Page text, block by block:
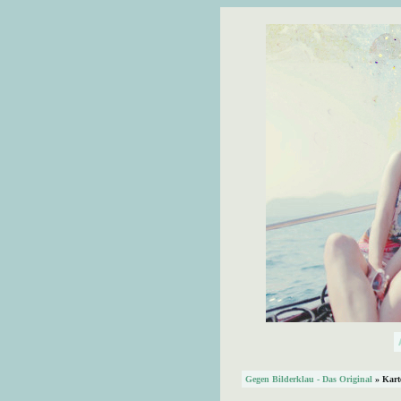
Gegen Bilderklau - Das Original »